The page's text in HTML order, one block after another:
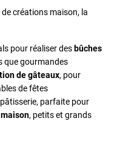
créations maison, la
pour réaliser des bûches
que gourmandes
de gâteaux, pour
de fêtes
parfaite pour
, petits et grands